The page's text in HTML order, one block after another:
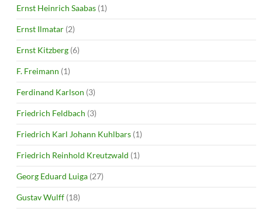
Ernst Heinrich Saabas (1)
Ernst Ilmatar (2)
Ernst Kitzberg (6)
F. Freimann (1)
Ferdinand Karlson (3)
Friedrich Feldbach (3)
Friedrich Karl Johann Kuhlbars (1)
Friedrich Reinhold Kreutzwald (1)
Georg Eduard Luiga (27)
Gustav Wulff (18)